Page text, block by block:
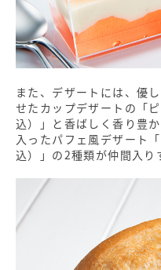
また、デザートには、優
せたカップデザートの「
込）」と香ばしく香り豊
入ったパフェ風デザート
込）」の2種類が仲間入り